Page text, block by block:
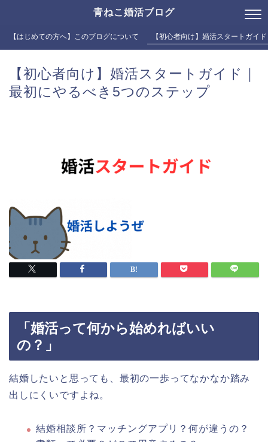
青ねこ婚活ブログ
【はじめての方へ】このブログについて 【初心者向け】婚活スタートガイ
【初心者向け】婚活スタートガイド｜
最初にやるべき5つのステップ
「婚活って何から始めればいい
の？」
結婚したいと思っても、最初の一歩ってなかなか踏み
出しにくいですよね。
結婚相談所？マッチングアプリ？何が違うの？